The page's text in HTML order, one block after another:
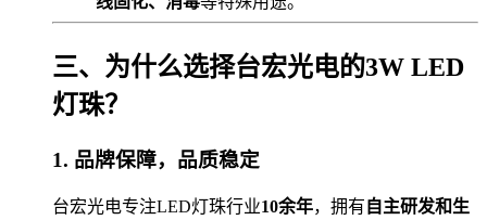
三、为什么选择台宏光电的3W LED
灯珠？
1. 品牌保障，品质稳定
台宏光电专注LED灯珠行业10余年，拥有 自主研发和生